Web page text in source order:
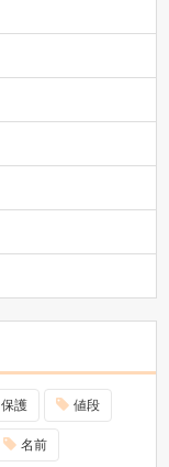
保護 値段
名前